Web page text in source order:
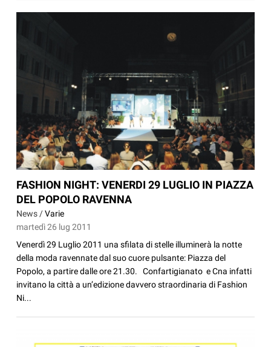
FASHION NIGHT: VENERDI 29 LUGLIO IN PIAZZA
DEL POPOLO RAVENNA
News /Varie
martedì 26 lug 2011
Venerdì 29 Luglio 2011 una sfilata di stelle illuminerà la notte
della moda ravennate dal suo cuore pulsante: Piazza del
Popolo, a partire dalle ore 21.30. Confartigianato e Cna infatti
invitano la città a un’edizione davvero straordinaria di Fashion
Ni...